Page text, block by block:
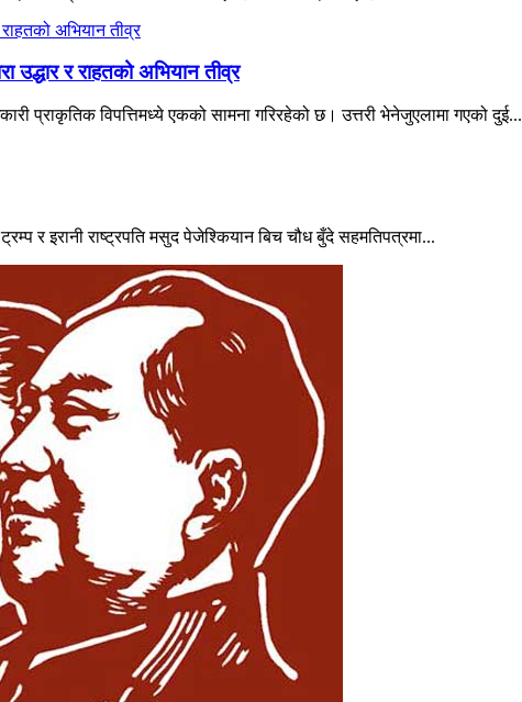
र राहतको अभियान तीव्र
विपत्तिमध्ये एकको सामना गरिरहेको छ। उत्तरी भेनेजुएलामा गएको दुई...
र इरानी राष्ट्रपति मसुद पेजेश्कियान बिच चौध बुँदे सहमतिपत्रमा...